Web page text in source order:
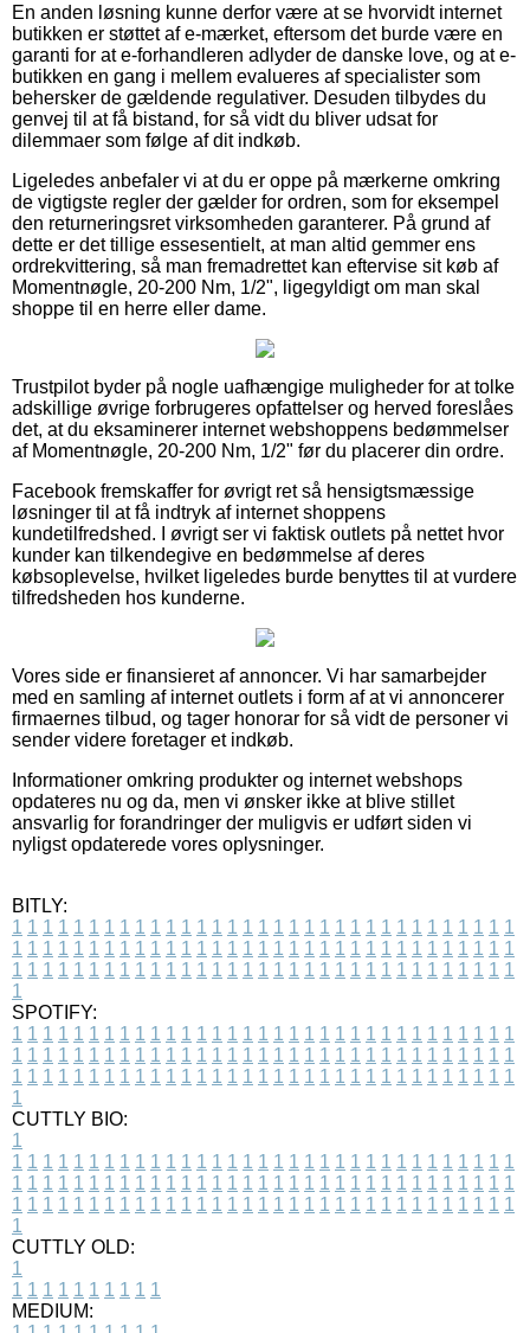
En anden løsning kunne derfor være at se hvorvidt internet
butikken er støttet af e-mærket, eftersom det burde være en
garanti for at e-forhandleren adlyder de danske love, og at e-
butikken en gang i mellem evalueres af specialister som
behersker de gældende regulativer. Desuden tilbydes du
genvej til at få bistand, for så vidt du bliver udsat for
dilemmaer som følge af dit indkøb.
Ligeledes anbefaler vi at du er oppe på mærkerne omkring
de vigtigste regler der gælder for ordren, som for eksempel
den returneringsret virksomheden garanterer. På grund af
dette er det tillige essesentielt, at man altid gemmer ens
ordrekvittering, så man fremadrettet kan eftervise sit køb af
Momentnøgle, 20-200 Nm, 1/2", ligegyldigt om man skal
shoppe til en herre eller dame.
Trustpilot byder på nogle uafhængige muligheder for at tolke
adskillige øvrige forbrugeres opfattelser og herved foreslåes
det, at du eksaminerer internet webshoppens bedømmelser
af Momentnøgle, 20-200 Nm, 1/2" før du placerer din ordre.
Facebook fremskaffer for øvrigt ret så hensigtsmæssige
løsninger til at få indtryk af internet shoppens
kundetilfredshed. I øvrigt ser vi faktisk outlets på nettet hvor
kunder kan tilkendegive en bedømmelse af deres
købsoplevelse, hvilket ligeledes burde benyttes til at vurdere
tilfredsheden hos kunderne.
Vores side er finansieret af annoncer. Vi har samarbejder
med en samling af internet outlets i form af at vi annoncerer
firmaernes tilbud, og tager honorar for så vidt de personer vi
sender videre foretager et indkøb.
Informationer omkring produkter og internet webshops
opdateres nu og da, men vi ønsker ikke at blive stillet
ansvarlig for forandringer der muligvis er udført siden vi
nyligst opdaterede vores oplysninger.
BITLY:
1 1 1 1 1 1 1 1 1 1 1 1 1 1 1 1 1 1 1 1 1 1 1 1 1 1 1 1 1 1 1 1 1
1 1 1 1 1 1 1 1 1 1 1 1 1 1 1 1 1 1 1 1 1 1 1 1 1 1 1 1 1 1 1 1 1
1 1 1 1 1 1 1 1 1 1 1 1 1 1 1 1 1 1 1 1 1 1 1 1 1 1 1 1 1 1 1 1 1
1
SPOTIFY:
1 1 1 1 1 1 1 1 1 1 1 1 1 1 1 1 1 1 1 1 1 1 1 1 1 1 1 1 1 1 1 1 1
1 1 1 1 1 1 1 1 1 1 1 1 1 1 1 1 1 1 1 1 1 1 1 1 1 1 1 1 1 1 1 1 1
1 1 1 1 1 1 1 1 1 1 1 1 1 1 1 1 1 1 1 1 1 1 1 1 1 1 1 1 1 1 1 1 1
1
CUTTLY BIO:
1
1 1 1 1 1 1 1 1 1 1 1 1 1 1 1 1 1 1 1 1 1 1 1 1 1 1 1 1 1 1 1 1 1
1 1 1 1 1 1 1 1 1 1 1 1 1 1 1 1 1 1 1 1 1 1 1 1 1 1 1 1 1 1 1 1 1
1 1 1 1 1 1 1 1 1 1 1 1 1 1 1 1 1 1 1 1 1 1 1 1 1 1 1 1 1 1 1 1 1
1
CUTTLY OLD:
1
1 1 1 1 1 1 1 1 1 1
MEDIUM: